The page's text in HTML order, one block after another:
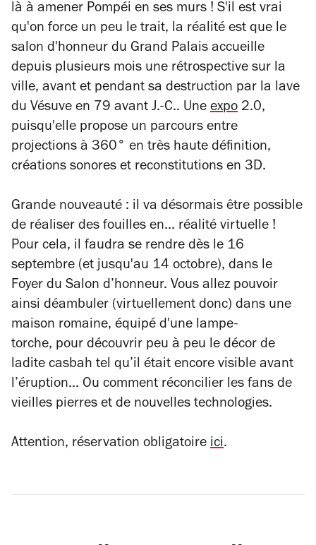
là à amener Pompéi en ses murs ! S'il est vrai
qu'on force un peu le trait, la réalité est que le
salon d'honneur du Grand Palais accueille
depuis plusieurs mois une rétrospective sur la
ville, avant et pendant sa destruction par la lave
du Vésuve en 79 avant J.-C.. Une expo 2.0,
puisqu'elle propose un parcours entre
projections à 360° en très haute définition,
créations sonores et reconstitutions en 3D.
Grande nouveauté : il va désormais être possible
de réaliser des fouilles en... réalité virtuelle !
Pour cela, il faudra se rendre dès le 16
septembre (et jusqu'au 14 octobre), dans le
Foyer du Salon d’honneur. Vous allez pouvoir
ainsi déambuler (virtuellement donc) dans une
maison romaine, équipé d'une lampe-
torche, pour découvrir peu à peu le décor de
ladite casbah tel qu’il était encore visible avant
l’éruption... Ou comment réconcilier les fans de
vieilles pierres et de nouvelles technologies.
Attention, réservation obligatoire ici.